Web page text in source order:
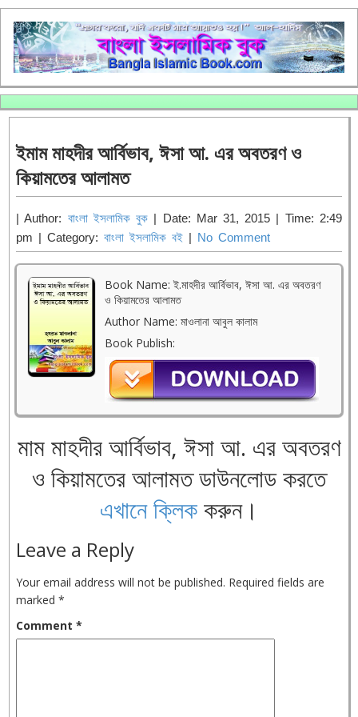
ইমাম মাহদীর আর্বিভাব, ঈসা আ. এর অবতরণ ও
কিয়ামতের আলামত
| Author: বাংলা ইসলামিক বুক | Date: Mar 31, 2015 | Time: 2:49
pm | Category:বাংলা ইসলামিক বই | No Comment
Book Name: ই.মাহদীর আর্বিভাব, ঈসা আ. এর অবতরণ
ও কিয়ামতের আলামত
Author Name: মাওলানা আবুল কালাম
Book Publish:
মাম মাহদীর আর্বিভাব, ঈসা আ. এর অবতরণ
ও কিয়ামতের আলামত ডাউনলোড করতে
এখানে ক্লিককরুন।
Leave a Reply
Your email address will not be published. Required fields are
marked*
Comment*